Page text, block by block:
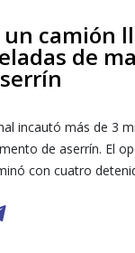
camión
de
incautó más de 3
de aserrín. El
con cuatro